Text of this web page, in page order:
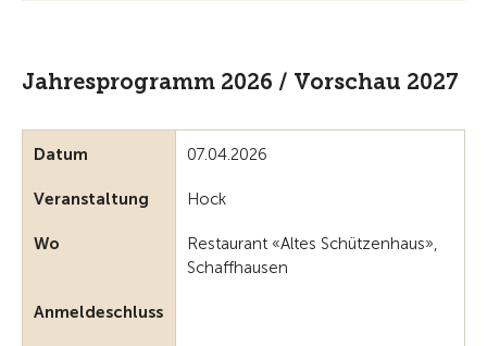
Jahresprogramm 2026 / Vorschau 2027
Datum 07.04.2026
Veranstaltung Hock
Wo
Restaurant «Altes Schützenhaus»,
Schaffhausen
Anmeldeschluss